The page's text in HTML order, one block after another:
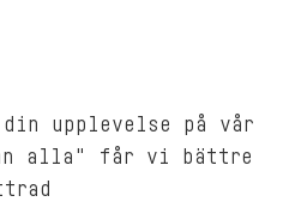
OM OSS
upplevelse på vår
alla" får vi bättre